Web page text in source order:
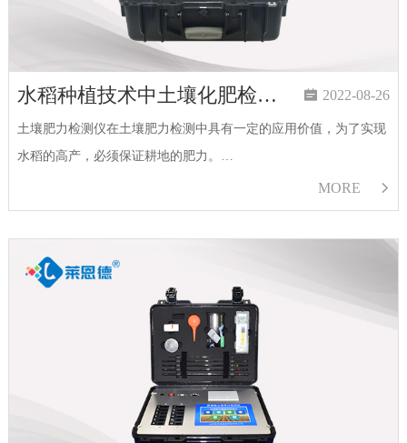
水稻种植技术中土壤化肥检测仪起到重要作用  2022-08-26
土壤肥力检测仪在土壤肥力检测中具有一定的应用价值，为了实现
水稻的高产，必须保证耕地的肥力。…
MORE 